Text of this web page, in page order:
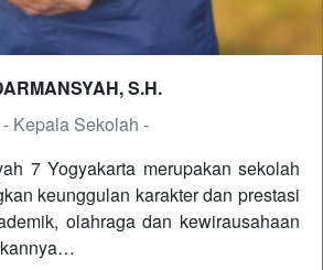
S.H.
- Kepala Sekolah -
7 Yogyakarta merupakan sekolah
keunggulan karakter dan prestasi
olahraga dan kewirausahaan